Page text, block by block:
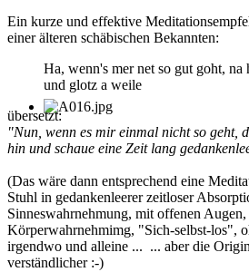
Ein kurze und effektive
einer älteren schäbischen Bekannten:
Ha, wenn's mer net so gut goht,
und glotz a weile
übersetzt:
"Nun, wenn es mir einmal nicht so geht,
hin und schaue eine Zeit lang
(Das wäre dann entsprechend eine
Stuhl in gedankenleerer zeitloser
Sinneswahrnehmung, mit offenen Augen,
Körperwahrnehmimg, "Sich-selbst-los",
irgendwo und alleine ... ... aber die
verständlicher :-)